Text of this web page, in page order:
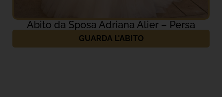
Abito da Sposa Adriana Alier – Persa
GUARDA L'ABITO